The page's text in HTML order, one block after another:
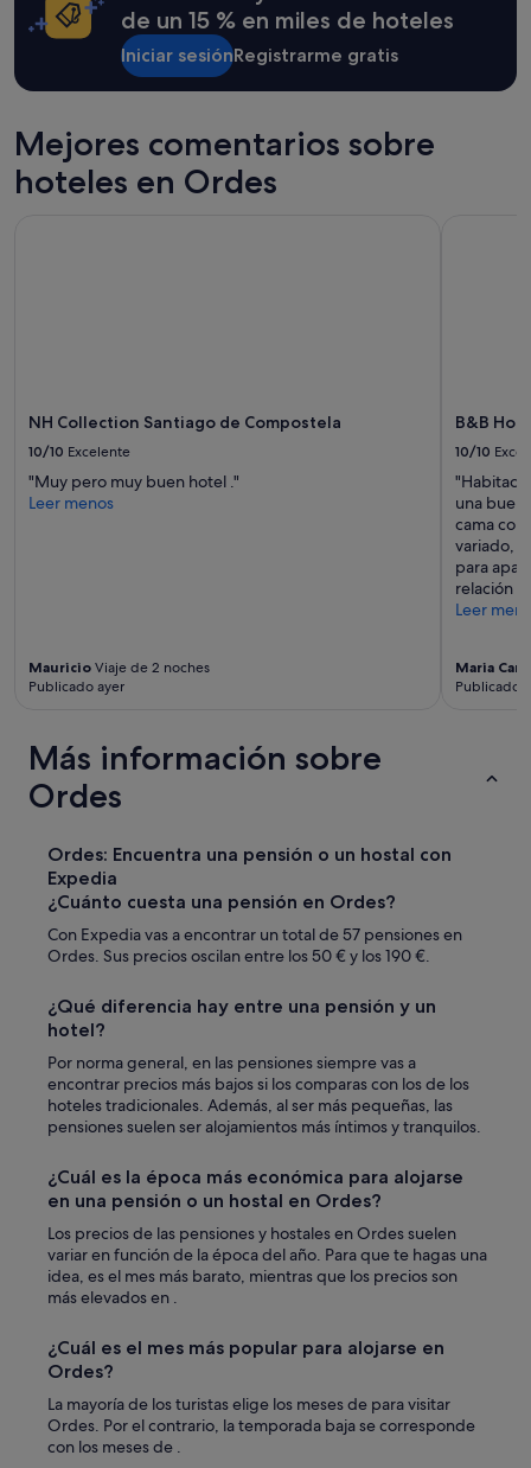
c
v
a
estancia
1 noche
Los
precios
y
condiciones
adicionales.
de un 15 % en miles de hoteles
Iniciar sesiónRegistrarme gratis
Mejores comentarios sobre
hoteles en Ordes
NH Collection Santiago de Compostela
10/10 Excelente
"Muy pero muy buen hotel ."
Leer menos
Mauricio Viaje de 2 noches
Publicado ayer
B&B
10/10
una
cama
variado,
para
relación
Leer
Maria
Publicado
Más información sobre
Ordes
Ordes: Encuentra una pensión o un hostal con
Expedia
¿Cuánto cuesta una pensión en Ordes?
Con Expedia vas a encontrar un total de 57 pensiones en
Ordes. Sus precios oscilan entre los 50 € y los 190 €.
¿Qué diferencia hay entre una pensión y un
hotel?
Por norma general, en las pensiones siempre vas a
encontrar precios más bajos si los comparas con los de los
hoteles tradicionales. Además, al ser más pequeñas, las
pensiones suelen ser alojamientos más íntimos y tranquilos.
¿Cuál es la época más económica para alojarse
en una pensión o un hostal en Ordes?
Los precios de las pensiones y hostales en Ordes suelen
variar en función de la época del año. Para que te hagas una
idea, es el mes más barato, mientras que los precios son
más elevados en .
¿Cuál es el mes más popular para alojarse en
Ordes?
La mayoría de los turistas elige los meses de para visitar
Ordes. Por el contrario, la temporada baja se corresponde
con los meses de .